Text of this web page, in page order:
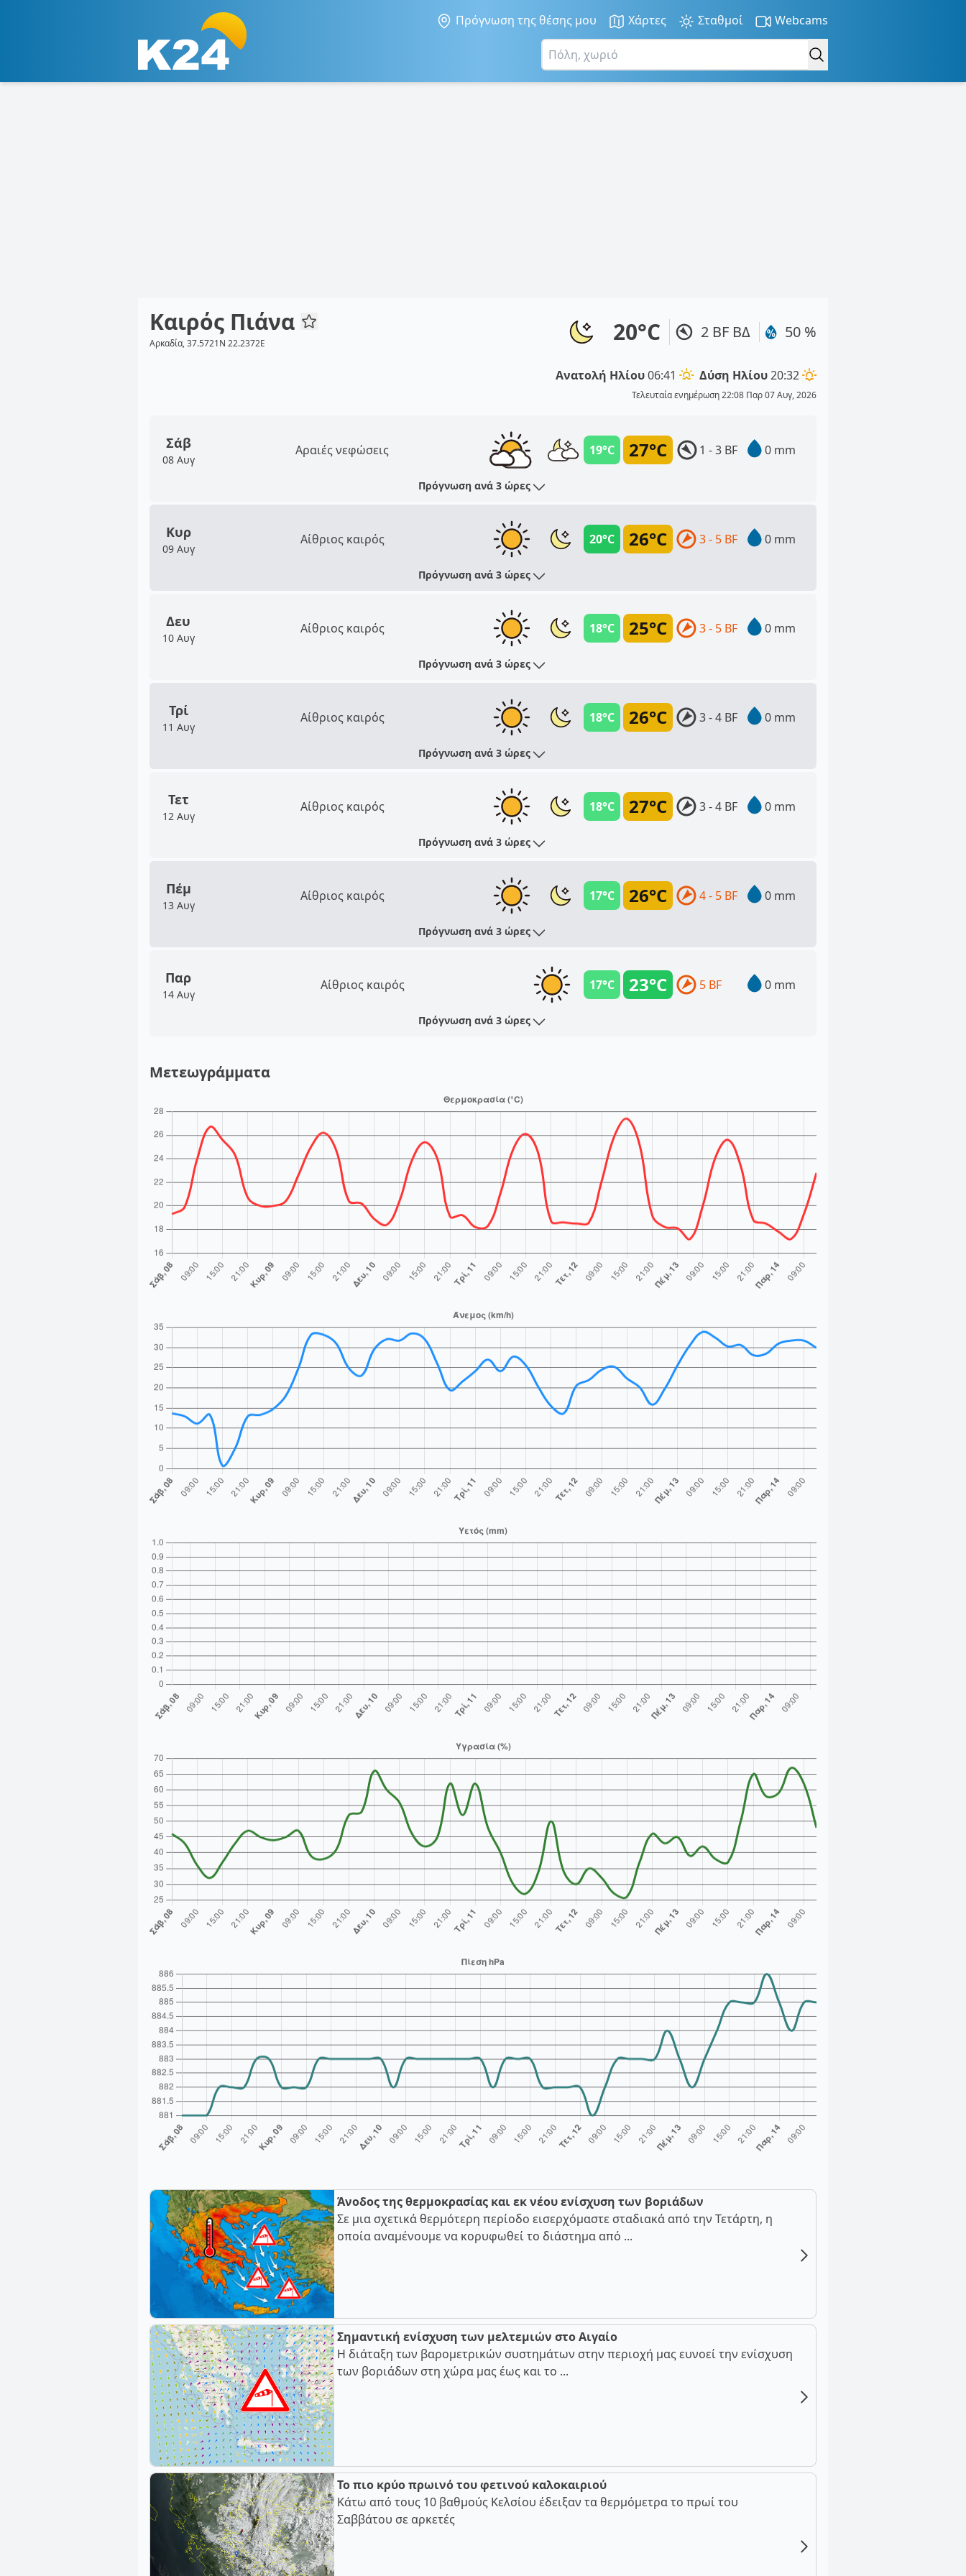
Πρόγνωση της θέσης μου Χάρτες Σταθμοί Webcams
Καιρός Πιάνα
Αρκαδία, 37.5721N 22.2372E 20°C 2 BF ΒΔ 50 %
Ανατολή Ηλίου06:41 Δύση Ηλίου20:32
Τελευταία ενημέρωση 22:08 Παρ 07 Αυγ, 2026
Σάβ
08 Αυγ
Αραιές νεφώσεις 27°C
19°C 1 - 3 BF 0 mm
Πρόγνωση ανά 3 ώρες
Κυρ
09 Αυγ
Αίθριος καιρός 26°C
20°C 3 - 5 BF 0 mm
Πρόγνωση ανά 3 ώρες
Δευ
10 Αυγ
Αίθριος καιρός 25°C
18°C 3 - 5 BF 0 mm
Πρόγνωση ανά 3 ώρες
Τρί
11 Αυγ
Αίθριος καιρός 26°C
18°C 3 - 4 BF 0 mm
Πρόγνωση ανά 3 ώρες
Τετ
12 Αυγ
Αίθριος καιρός 27°C
18°C 3 - 4 BF 0 mm
Πρόγνωση ανά 3 ώρες
Πέμ
13 Αυγ
Αίθριος καιρός 26°C
17°C 4 - 5 BF 0 mm
Πρόγνωση ανά 3 ώρες
Παρ
14 Αυγ
Αίθριος καιρός 23°C
17°C 5 BF 0 mm
Πρόγνωση ανά 3 ώρες
Μετεωγράμματα
Άνοδος της θερμοκρασίας και εκ νέου ενίσχυση των βοριάδων
Σε μια σχετικά θερμότερη περίοδο εισερχόμαστε σταδιακά από την Τετάρτη, η
οποία αναμένουμε να κορυφωθεί το διάστημα από ...
Σημαντική ενίσχυση των μελτεμιών στο Αιγαίο
Η διάταξη των βαρομετρικών συστημάτων στην περιοχή μας ευνοεί την ενίσχυση
των βοριάδων στη χώρα μας έως και το ...
Το πιο κρύο πρωινό του φετινού καλοκαιριού
Κάτω από τους 10 βαθμούς Κελσίου έδειξαν τα θερμόμετρα το πρωί του
Σαββάτου σε αρκετές